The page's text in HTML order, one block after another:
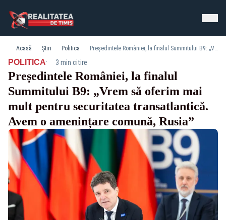
Acasă Știri Politica Președintele României, la finalul Summitului B9: „Vrem să oferim mai mult pentru securitatea transatlantică. Avem o amenințare comună, Rusia”
POLITICA· 3 min citire
Președintele României, la finalul
Summitului B9: „Vrem să oferim mai
mult pentru securitatea transatlantică.
Avem o amenințare comună, Rusia”